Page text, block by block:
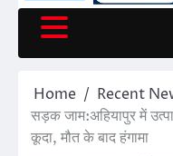
Home
Recent
सड़क जाम:अहियापुर में
कूदा, मौत के बाद हंगामा